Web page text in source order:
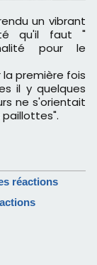
qu'il faut "
pour le
première fois
il y quelques
ne s'orientait
réactions